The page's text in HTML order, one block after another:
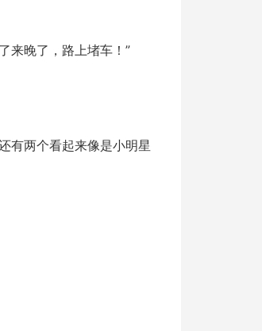
来晚了，路上堵车！”
有两个看起来像是小明星